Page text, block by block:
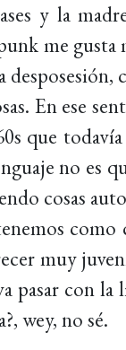
y la
me
En ese
que
no es
cosas
muy
pasar con
wey, no sé.